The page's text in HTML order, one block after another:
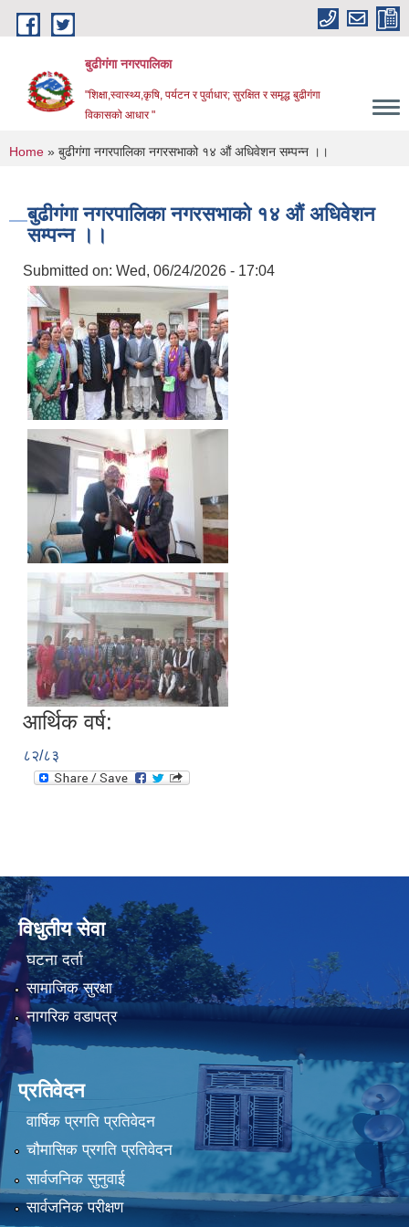
Skip to main content
बुढीगंगा नगरपालिका
"शिक्षा,स्वास्थ्य,कृषि, पर्यटन र पुर्वाधार; सुरक्षित र समृद्ध बुढीगंगा
विकासको आधार "
You are here
Home » बुढीगंगा नगरपालिका नगरसभाको १४ औं अधिवेशन सम्पन्न ।।
बुढीगंगा नगरपालिका नगरसभाको १४ औं अधिवेशन
सम्पन्न ।।
Submitted on: Wed, 06/24/2026 - 17:04
आर्थिक वर्ष:
८२/८३
विधुतीय सेवा
घटना दर्ता
सामाजिक सुरक्षा
नागरिक वडापत्र
प्रतिवेदन
वार्षिक प्रगति प्रतिवेदन
चौमासिक प्रगति प्रतिवेदन
सार्वजनिक सुनुवाई
सार्वजनिक परीक्षण